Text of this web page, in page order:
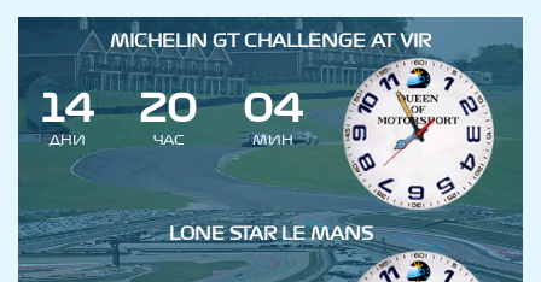
MICHELIN GT CHALLENGE AT VIR
14
ДНИ
20
ЧАС
04
МИН
LONE STAR LE MANS